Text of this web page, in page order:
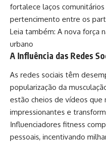
fortalece laços
pertencimento entre os
Leia também: A nova força
urbano
A Influência das Redes
As redes sociais têm
popularização da
estão cheios de vídeos
impressionantes e
Influenciadores fitness
pessoais, incentivando